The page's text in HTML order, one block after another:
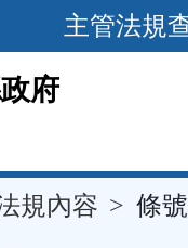
主管法規
府
規內容 條